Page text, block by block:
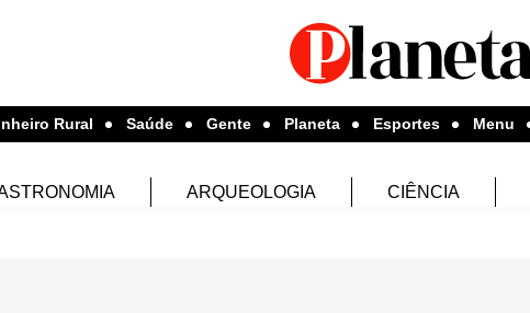
Rural Saúde Gente Planeta Esportes Menu
ARQUEOLOGIA CIÊNCIA